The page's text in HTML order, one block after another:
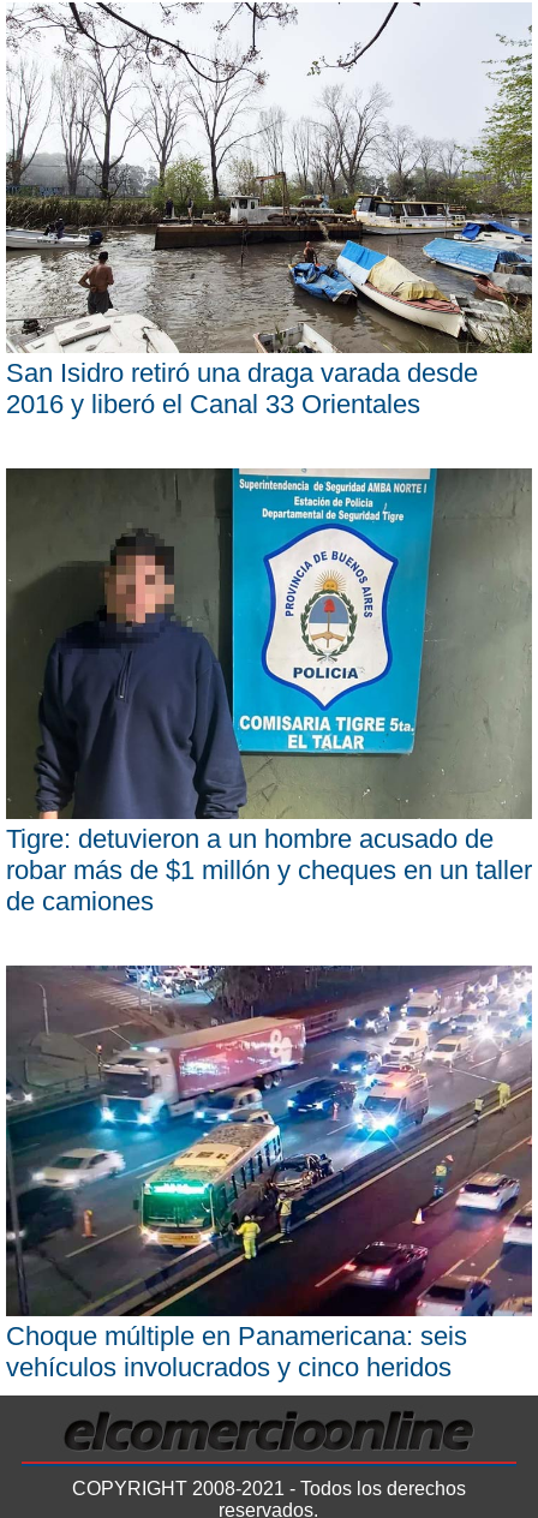
San Isidro retiró una draga varada desde
2016 y liberó el Canal 33 Orientales
Tigre: detuvieron a un hombre acusado de
robar más de $1 millón y cheques en un taller
de camiones
Choque múltiple en Panamericana: seis
vehículos involucrados y cinco heridos
COPYRIGHT 2008-2021 - Todos los derechos
reservados.